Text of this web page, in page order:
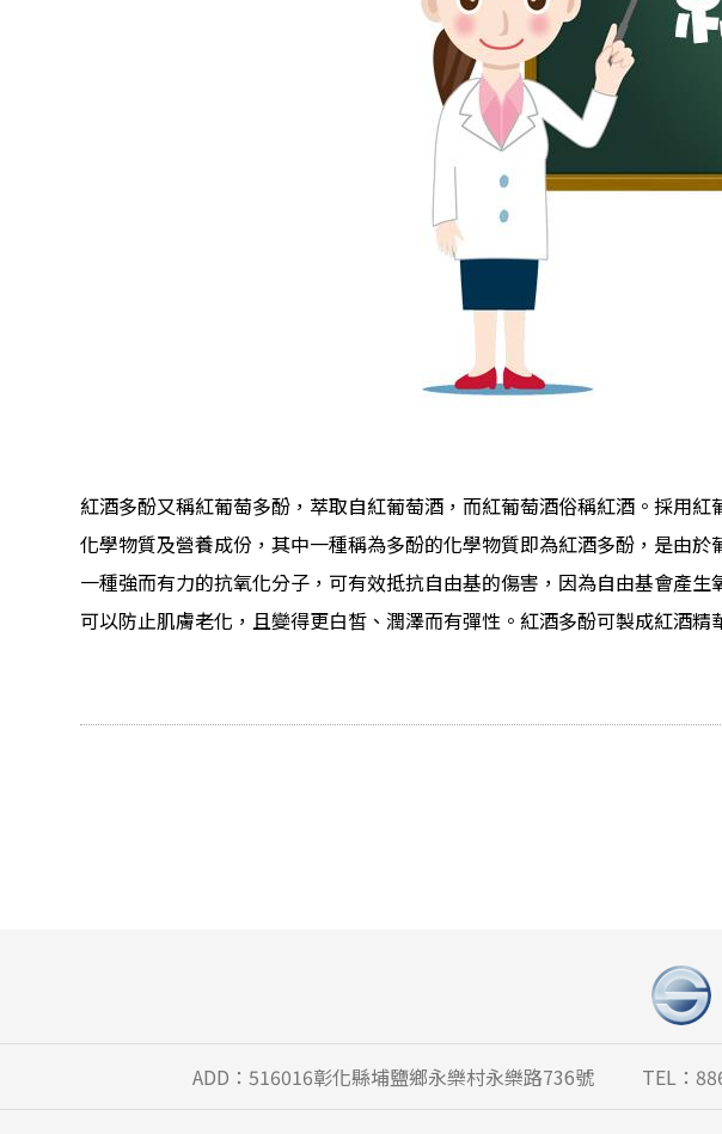
紅酒多酚又稱紅葡萄多酚，萃取自紅葡萄酒，而紅葡萄酒俗稱紅酒。採用
化學物質及營養成份，其中一種稱為多酚的化學物質即為紅酒多酚，是由
一種強而有力的抗氧化分子，可有效抵抗自由基的傷害，因為自由基會產
可以防止肌膚老化，且變得更白皙、潤澤而有彈性。紅酒多酚可製成紅酒
ADD：516016彰化縣埔鹽鄉永樂村永樂路736號 TEL：